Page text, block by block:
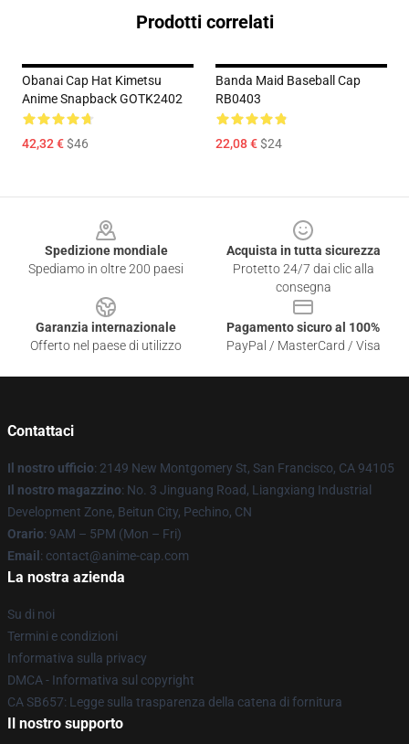
Prodotti correlati
Obanai Cap Hat Kimetsu
Anime Snapback GOTK2402
42,32 €$46
Banda Maid Baseball Cap
RB0403
22,08 €$24
Spedizione mondiale
Spediamo in oltre 200 paesi
Acquista in tutta sicurezza
Protetto 24/7 dai clic alla
consegna
Garanzia internazionale
Offerto nel paese di utilizzo
Pagamento sicuro al 100%
PayPal / MasterCard / Visa
Contattaci
Il nostro ufficio: 2149 New Montgomery St, San Francisco, CA 94105
Il nostro magazzino: No. 3 Jinguang Road, Liangxiang Industrial
Development Zone, Beitun City, Pechino, CN
Orario: 9AM – 5PM (Mon – Fri)
Email : contact@anime-cap.com
La nostra azienda
Su di noi
Termini e condizioni
Informativa sulla privacy
DMCA - Informativa sul copyright
CA SB657: Legge sulla trasparenza della catena di fornitura
Il nostro supporto